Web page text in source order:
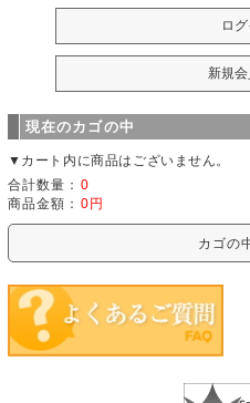
現在のカゴの中
▼カート内に商品はございません。
合計数量： 0
商品金額： 0円
カゴの